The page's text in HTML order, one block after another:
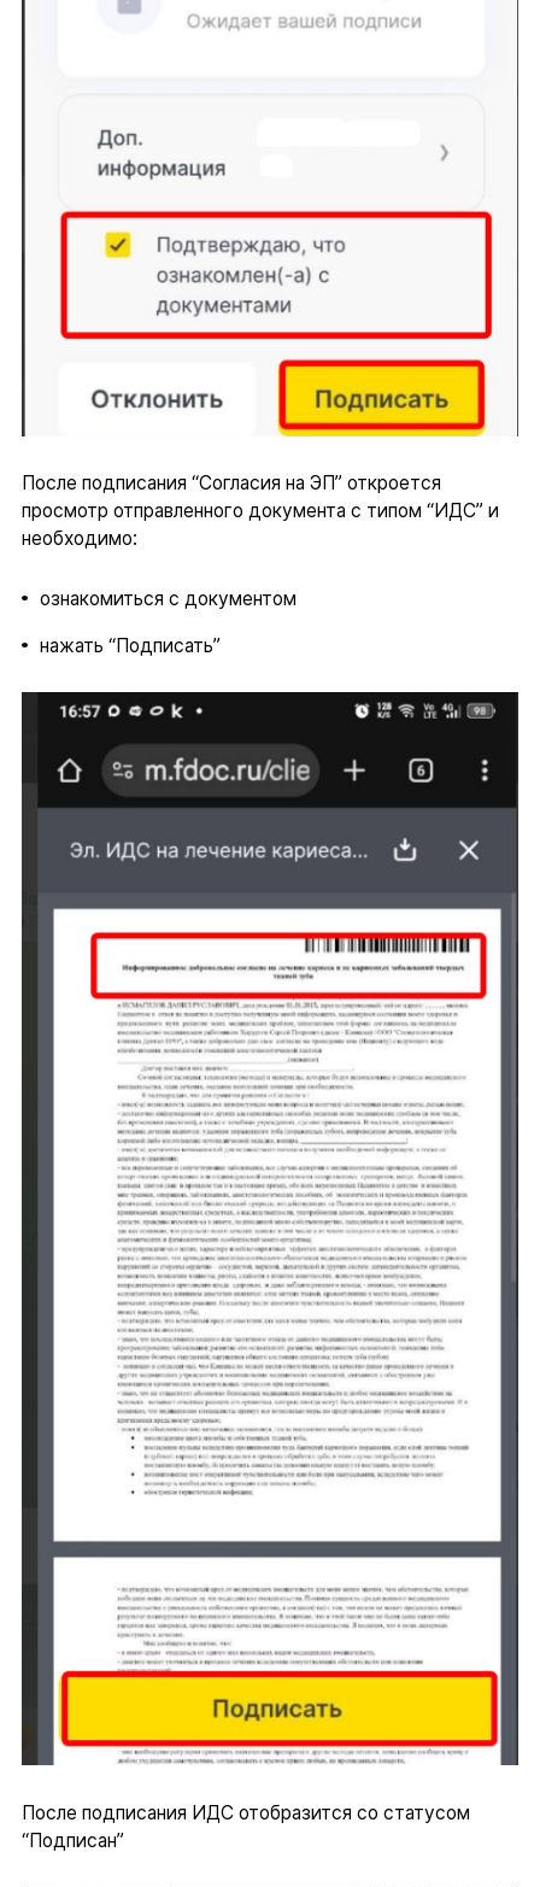
После подписания “Согласия на ЭП” откроется
просмотр отправленного документа с типом “ИДС” и
необходимо:
ознакомиться с документом
нажать “Подписать”
После подписания ИДС отобразится со статусом
“Подписан”